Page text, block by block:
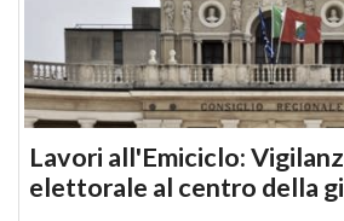
Lavori all'Emiciclo:
elettorale al centro della